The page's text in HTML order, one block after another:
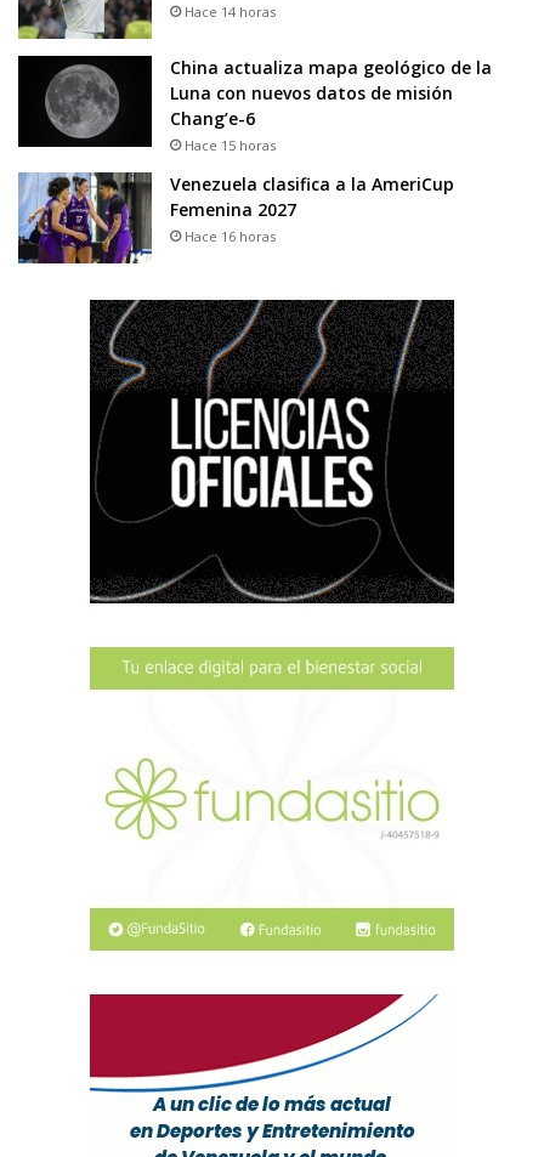
Hace 14 horas
China actualiza mapa geológico de la
Luna con nuevos datos de misión
Chang’e-6
Hace 15 horas
Venezuela clasifica a la AmeriCup
Femenina 2027
Hace 16 horas